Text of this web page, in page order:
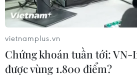
vietnamplus.vn
Chứng khoán tuần tới: VN-
được vùng 1.800 điểm?